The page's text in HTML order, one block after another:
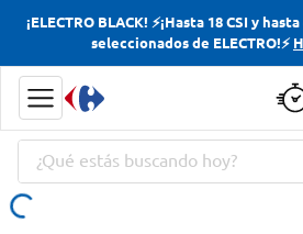
¡ELECTRO BLACK! ⚡¡Hasta 18 CSI y
seleccionados de ELECTRO!⚡
¿Qué estás buscando hoy?
Términos más buscados
Términos más
Yerba
Cerveza
Doves
Jabon Tocador